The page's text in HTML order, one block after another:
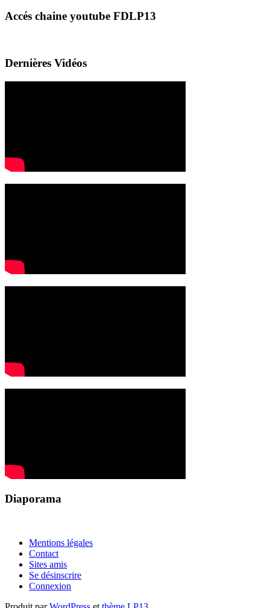
Accés chaine youtube FDLP13
Dernières Vidéos
Diaporama
Mentions légales
Contact
Sites amis
Se désinscrire
Connexion